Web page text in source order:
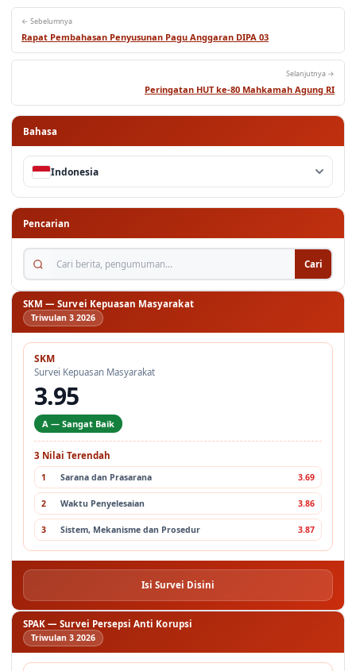
← Sebelumnya
Rapat Pembahasan Penyusunan Pagu Anggaran DIPA 03
Selanjutnya →
Peringatan HUT ke-80 Mahkamah Agung RI
Bahasa
Indonesia
Pencarian
Cari berita, pengumuman...
Cari
SKM — Survei Kepuasan Masyarakat
Triwulan 3 2026
SKM
Survei Kepuasan Masyarakat
3.95
A — Sangat Baik
3 Nilai Terendah
1 Sarana dan Prasarana 3.69
2 Waktu Penyelesaian 3.86
3 Sistem, Mekanisme dan Prosedur 3.87
Isi Survei Disini
SPAK — Survei Persepsi Anti Korupsi
Triwulan 3 2026